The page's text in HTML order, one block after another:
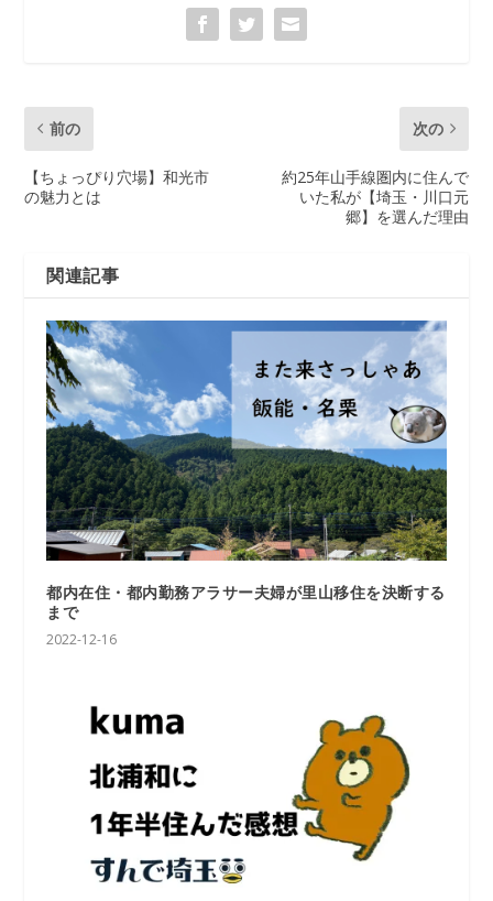
前の
【ちょっぴり穴場】和光市
の魅力とは
次の
約25年山手線圏内に住んで
いた私が【埼玉・川口元
郷】を選んだ理由
関連記事
都内在住・都内勤務アラサー夫婦が里山移住を決断する
まで
2022-12-16